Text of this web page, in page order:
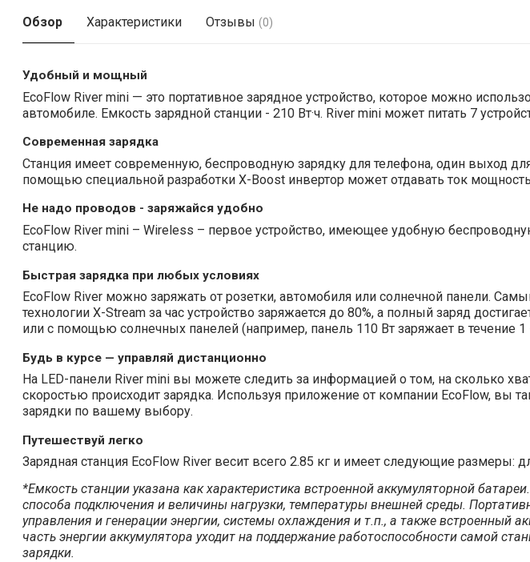
Обзор Характеристики Отзывы (0)
Удобный и мощный
EcoFlow River mini — это портативное зарядное устройство, которое можно
автомобиле. Емкость зарядной станции - 210 Вт·ч. River mini может питать 7
Современная зарядка
Станция имеет современную, беспроводную зарядку для телефона, один выход
помощью специальной разработки X-Boost инвертор может отдавать ток
Не надо проводов - заряжайся удобно
EcoFlow River mini – Wireless – первое устройство, имеющее удобную
станцию.
Быстрая зарядка при любых условиях
EcoFlow River можно заряжать от розетки, автомобиля или солнечной панели.
технологии X-Stream за час устройство заряжается до 80%, а полный заряд
или с помощью солнечных панелей (например, панель 110 Вт заряжает в течение 1
Будь в курсе — управляй дистанционно
На LED-панели River mini вы можете следить за информацией о том, на сколько
скоростью происходит зарядка. Используя приложение от компании EcoFlow, вы
зарядки по вашему выбору.
Путешествуй легко
Зарядная станция EcoFlow River весит всего 2.85 кг и имеет следующие размеры:
*Емкость станции указана как характеристика встроенной аккумуляторной
способа подключения и величины нагрузки, температуры внешней среды.
управления и генерации энергии, системы охлаждения и т.п., а также встроенный
часть энергии аккумулятора уходит на поддержание работоспособности самой
зарядки.